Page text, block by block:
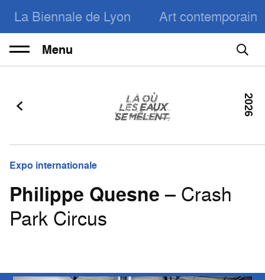
La Biennale de Lyon Art contemporain
Menu
Expo internationale
Philippe Quesne – Crash
Park Circus
2026